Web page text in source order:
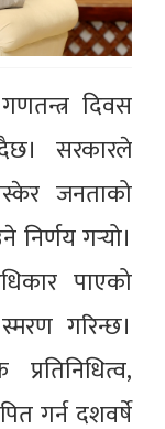
दिवस
सरकारले
जनताको
गर्‍यो।
पाएको
गरिन्छ।
गर्न दशवर्षे